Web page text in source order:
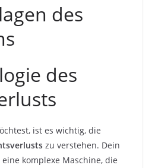
des
des
ist es wichtig, die
zu verstehen. Dein
komplexe Maschine, die